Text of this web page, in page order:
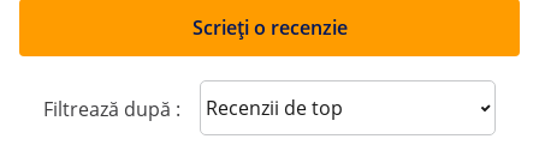
Scrieți o recenzie
Filtrează după : Sort reviews